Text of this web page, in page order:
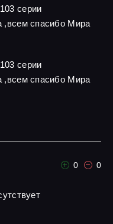
серии
,всем спасибо Мира
серии
,всем спасибо Мира
0 0